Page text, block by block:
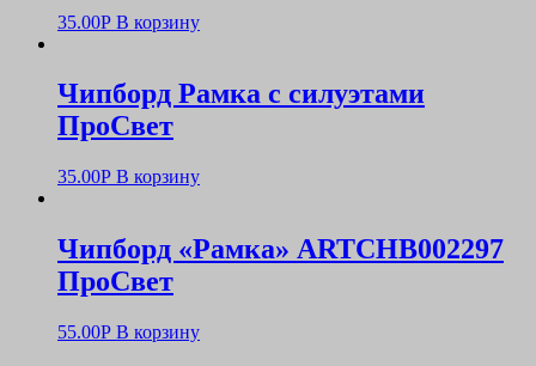
35.00Р В корзину
Чипборд Рамка с силуэтами
ПроСвет
35.00Р В корзину
Чипборд «Рамка» ARTCHB002297
ПроСвет
55.00Р В корзину